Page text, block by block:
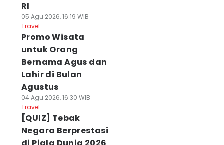
RI
05 Agu 2026, 16:19 WIB
Travel
Promo Wisata
untuk Orang
Bernama Agus dan
Lahir di Bulan
Agustus
04 Agu 2026, 16:30 WIB
Travel
[QUIZ] Tebak
Negara Berprestasi